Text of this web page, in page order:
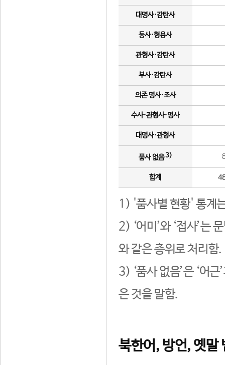
대명사·감탄사
동사·형용사
관형사·감탄사
부사·감탄사
의존 명사·조사
수사·관형사·명사
대명사·관형사
품사 없음3)
합계
1) '품사별 현황' 통계
2) ‘어미’와 ‘접사’는
와 같은 층위로 처리함.
3) ‘품사 없음’은 ‘어
은 것을 말함.
북한어, 방언, 옛말